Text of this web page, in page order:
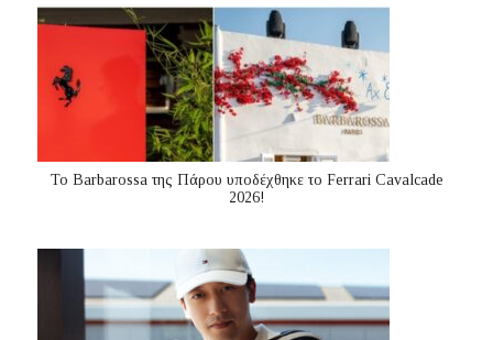
Το Barbarossa της Πάρου υποδέχθηκε το Ferrari Cavalcade
2026!